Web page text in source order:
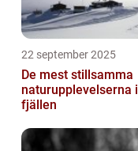
22 september 2025
De mest stillsamma
naturupplevelserna i
fjällen